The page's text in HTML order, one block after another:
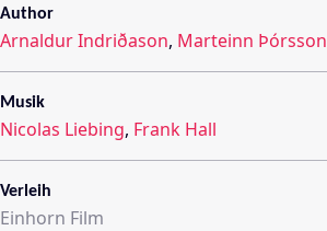
Author
Arnaldur Indriðason, Marteinn Þórsson
Musik
Nicolas Liebing, Frank Hall
Verleih
Einhorn Film